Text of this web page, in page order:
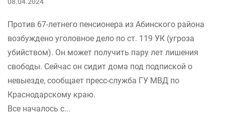
08.04.2024
Против 67-летнего пенсионера из Абинского района
возбуждено уголовное дело по ст. 119 УК (угроза
убийством). Он может получить пару лет лишения
свободы. Сейчас он сидит дома под подпиской о
невыезде, сообщает пресс-служба ГУ МВД по
Краснодарскому краю.
Все началось с...